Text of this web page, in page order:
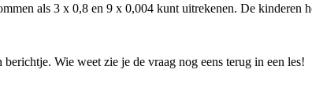
als 3 x 0,8 en 9 x 0,004 kunt uitrekenen. De kinderen
Wie weet zie je de vraag nog eens terug in een les!